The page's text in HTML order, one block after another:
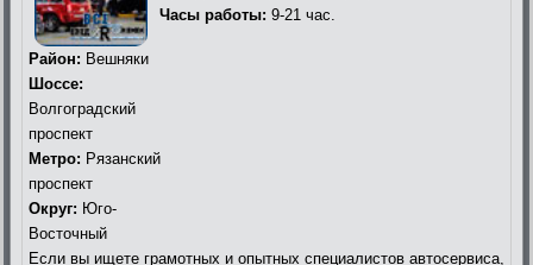
Часы работы: 9-21 час.
Район: Вешняки
Шоссе:
Волгоградский
проспект
Метро: Рязанский
проспект
Округ: Юго-
Восточный
Если вы ищете грамотных и опытных специалистов автосервиса,